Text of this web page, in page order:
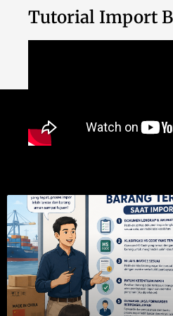
Tutorial Import